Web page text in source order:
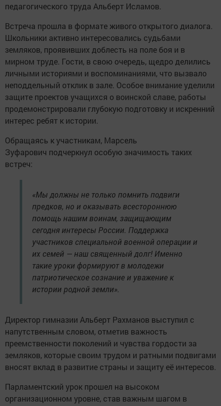
педагогического труда Альберт Исламов.
Встреча прошла в формате живого открытого диалога.
Школьники активно интересовались судьбами
земляков, проявивших доблесть на поле боя и в
мирном труде. Гости, в свою очередь, щедро делились
личными историями и воспоминаниями, что вызвало
неподдельный отклик в зале. Особое внимание уделили
защите проектов учащихся о воинской славе, работы
продемонстрировали глубокую подготовку и искренний
интерес ребят к истории.
Обращаясь к участникам, Марсель
Зуфарович подчеркнул особую значимость таких
встреч:
«Мы должны не только помнить подвиги
предков, но и оказывать всестороннюю
помощь нашим воинам, защищающим
сегодня интересы России. Поддержка
участников специальной военной операции и
их семей — наш священный долг! Именно
такие уроки формируют в молодежи
патриотическое сознание и уважение к
истории родной земли».
Директор гимназии Альберт Рахманов выступил с
напутственным словом, отметив важность
преемственности поколений и чувства гордости за
земляков, которые своим трудом и ратными подвигами
вносят вклад в развитие страны и защиту её интересов.
Парламентский урок прошел на высоком
организационном уровне, став важным шагом в